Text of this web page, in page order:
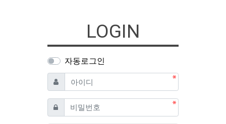
LOGIN
자동로그인
아이디 필수
비밀번호필수